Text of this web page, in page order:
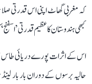
کہ مغربی گھاٹ اپنی اس قدرتی
کبھی ہندوستان کا عظیم قدرتی ’اسفنج‘
اس کے اثرات پورے دریائی طاس
حالیہ برسوں کے دوران بار بار